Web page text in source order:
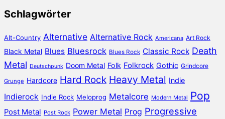
Archiv
Schlagwörter
Alt-Country Alternative Alternative Rock Americana Art Rock
Black Metal Blues Bluesrock Blues Rock Classic Rock Death
Metal Deutschpunk Doom Metal Folk Folkrock Gothic Grindcore
Grunge Hardcore Hard Rock Heavy Metal Indie
Indierock Indie Rock Meloprog Metalcore Modern Metal Pop
Post Metal Post Rock Power Metal Prog Progressive